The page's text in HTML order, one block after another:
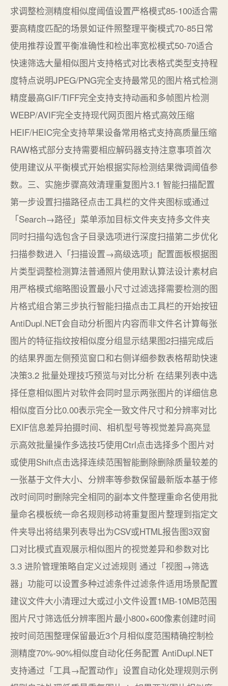
求调整检测精度相似度阈值设置严格模式85-100适合需
要高精度匹配的场景如证件照整理平衡模式70-85日常
使用推荐设置平衡准确性和检出率宽松模式50-70适合
快速筛选大量相似图片支持格式对比表格式类型支持程
度特点说明JPEG/PNG完全支持最常见的图片格式检测
精度最高GIF/TIFF完全支持支持动画和多帧图片检测
WEBP/AVIF完全支持现代网页图片格式高效压缩
HEIF/HEIC完全支持苹果设备常用格式支持高质量压缩
RAW格式部分支持需要相应解码器支持注意事项首次
使用建议从平衡模式开始根据实际检测结果微调阈值参
数。三、实施步骤高效清理重复图片3.1 智能扫描配置
第一步设置扫描路径点击工具栏的文件夹图标或通过
「Search→路径」菜单添加目标文件夹支持多文件夹
同时扫描勾选包含子目录选项进行深度扫描第二步优化
扫描参数进入「扫描设置→高级选项」配置面板根据图
片类型调整检测算法普通照片使用默认算法设计素材启
用严格模式缩略图设置最小尺寸过滤选择需要检测的图
片格式组合第三步执行智能扫描点击工具栏的开始按钮
AntiDupl.NET会自动分析图片内容而非文件名计算每张
图片的特征指纹按相似度分组显示结果图2扫描完成后
的结果界面左侧预览窗口和右侧详细参数表格帮助快速
决策3.2 批量处理技巧预览与对比分析 在结果列表中选
择任意相似图片对软件会同时显示两张图片的详细信息
相似度百分比0.00表示完全一致文件尺寸和分辨率对比
EXIF信息差异拍摄时间、相机型号等视觉差异高亮显
示高效批量操作多选技巧使用Ctrl点击选择多个图片对
或使用Shift点击选择连续范围智能删除删除质量较差的
一张基于文件大小、分辨率等参数保留最新版本基于修
改时间同时删除完全相同的副本文件整理重命名使用批
量命名模板统一命名规则移动将重复图片整理到指定文
件夹导出将结果列表导出为CSV或HTML报告图3双窗
口对比模式直观展示相似图片的视觉差异和参数对比
3.3 进阶管理策略自定义过滤规则 通过「视图→筛选
器」功能可以设置多种过滤条件过滤条件适用场景配置
建议文件大小清理过大或过小文件设置1MB-10MB范围
图片尺寸筛选低分辨率图片最小800×600像素创建时间
按时间范围整理保留最近3个月相似度范围精确控制检
测精度70%-90%相似度自动化任务配置 AntiDupl.NET
支持通过「工具→配置动作」设置自动化处理规则示例